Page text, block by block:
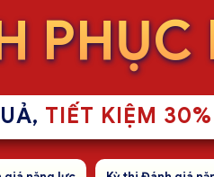
TIẾT KIỆM 30%
PHỤC